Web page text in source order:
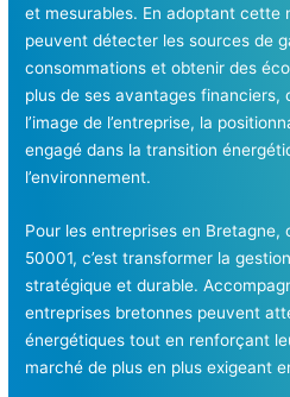
et mesurables. En adoptant cette
peuvent détecter les sources de
consommations et obtenir des
plus de ses avantages
l’image de l’entreprise, la
engagé dans la transition
l’environnement.
Pour les entreprises en
50001, c’est transformer la
stratégique et durable.
entreprises bretonnes peuvent
énergétiques tout en renforçant
marché de plus en plus exigeant